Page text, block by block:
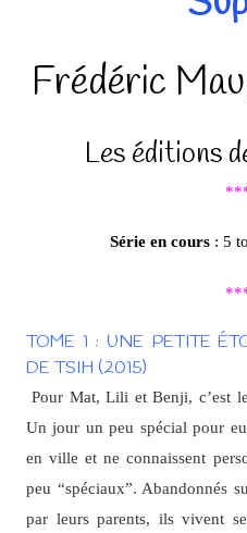
Frédéric
Les éditions
Série en cours: 5
TOME 1 : UNE PETITE
DE TSIH (2015)
Pour Mat, Lili et Benji, c’est
Un jour un peu spécial pour
en ville et ne connaissent
peu “spéciaux”. Abandonnés
par leurs parents, ils vivent